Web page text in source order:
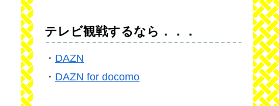
テレビ観戦するなら．．．
・ DAZN
・ DAZN for docomo